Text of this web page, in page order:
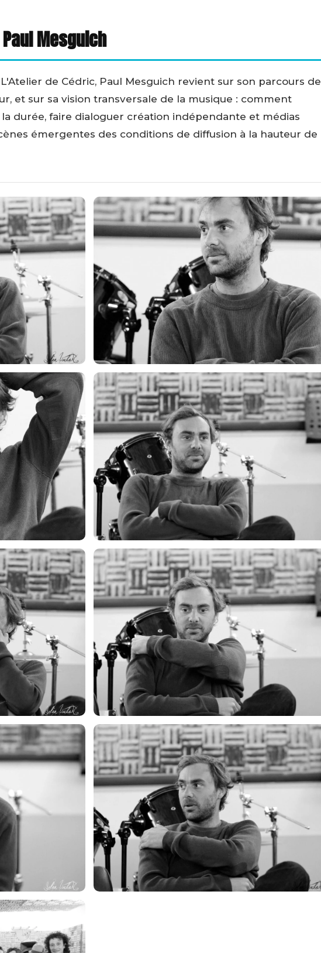
Mesguich
de Cédric, Paul Mesguich revient sur son parcours de
et sur sa vision transversale de la musique : comment
durée, faire dialoguer création indépendante et médias
émergentes des conditions de diffusion à la hauteur de